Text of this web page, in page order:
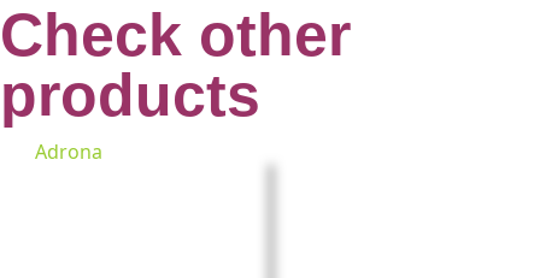
Check other
products
Adrona